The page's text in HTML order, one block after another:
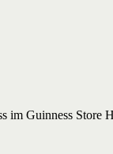
im Guinness Store